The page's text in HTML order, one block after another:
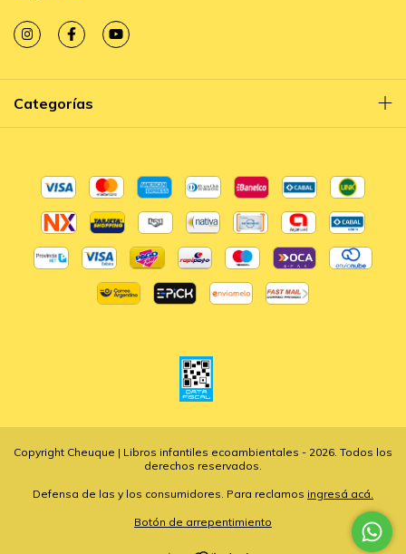
Categorías
Copyright Cheuque | Libros infantiles ecoambientales - 2026. Todos los
derechos reservados.
Defensa de las y los consumidores. Para reclamos ingresá acá.
Botón de arrepentimiento